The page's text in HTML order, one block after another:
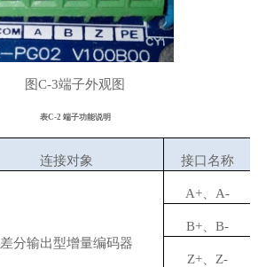
图C-3端子外观图
表C-2 端子功能说明
连接对象 接口名称
差分输出型增量编码器
A+、 A-
B+、 B-
Z+、 Z-